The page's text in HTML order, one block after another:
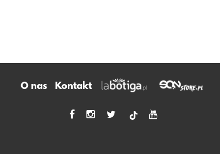
O nas Kontakt
tiktok